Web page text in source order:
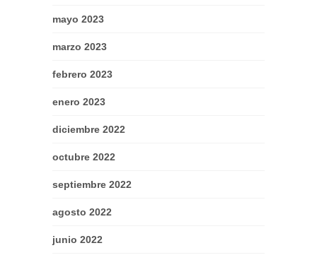
mayo 2023
marzo 2023
febrero 2023
enero 2023
diciembre 2022
octubre 2022
septiembre 2022
agosto 2022
junio 2022